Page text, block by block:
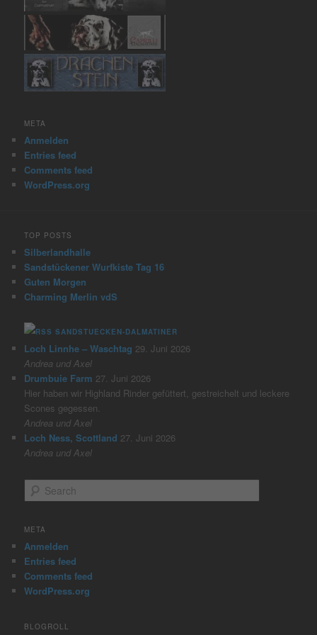
META
Anmelden
Entries feed
Comments feed
WordPress.org
TOP POSTS
Silberlandhalle
Sandstückener Wurfkiste Tag 16
Guten Morgen
Charming Merlin vdS
SANDSTUECKEN-DALMATINER
Loch Linnhe – Waschtag 29. Juni 2026
Andrea und Axel
Drumbuie Farm 27. Juni 2026
Hier haben wir Highland Rinder gefüttert, gestreichelt und leckere
Scones gegessen.
Andrea und Axel
Loch Ness, Scottland 27. Juni 2026
Andrea und Axel
e
r
h
META
Anmelden
Entries feed
Comments feed
WordPress.org
BLOGROLL